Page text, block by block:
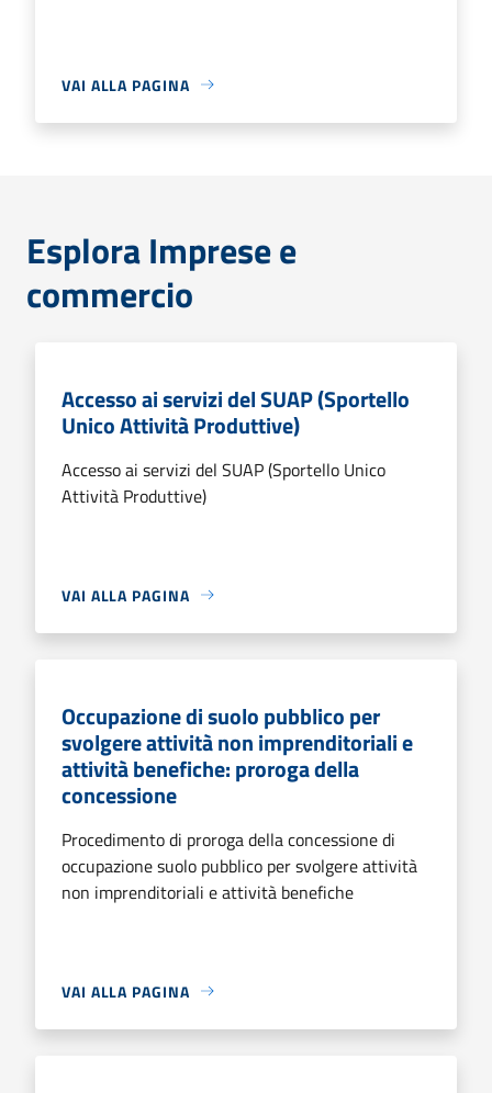
VAI ALLA PAGINA
Esplora Imprese e
commercio
Accesso ai servizi del SUAP (Sportello
Unico Attività Produttive)
Accesso ai servizi del SUAP (Sportello Unico
Attività Produttive)
VAI ALLA PAGINA
Occupazione di suolo pubblico per
svolgere attività non imprenditoriali e
attività benefiche: proroga della
concessione
Procedimento di proroga della concessione di
occupazione suolo pubblico per svolgere attività
non imprenditoriali e attività benefiche
VAI ALLA PAGINA